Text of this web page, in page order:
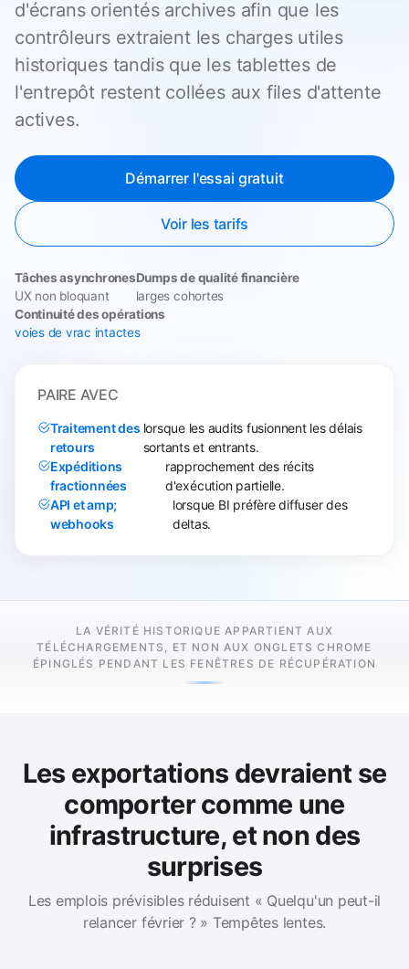
d'écrans orientés archives afin que les
contrôleurs extraient les charges utiles
historiques tandis que les tablettes de
l'entrepôt restent collées aux files d'attente
actives.
Démarrer l'essai gratuit
Voir les tarifs
Tâches asynchrones
UX non bloquant
Dumps de qualité financière
larges cohortes
Continuité des opérations
voies de vrac intactes
PAIRE AVEC
Traitement des
retours
lorsque les audits fusionnent les délais
sortants et entrants.
Expéditions
fractionnées
rapprochement des récits
d'exécution partielle.
API et amp;
webhooks
lorsque BI préfère diffuser des
deltas.
LA VÉRITÉ HISTORIQUE APPARTIENT AUX
TÉLÉCHARGEMENTS, ET NON AUX ONGLETS CHROME
ÉPINGLÉS PENDANT LES FENÊTRES DE RÉCUPÉRATION
Les exportations devraient se
comporter comme une
infrastructure, et non des
surprises
Les emplois prévisibles réduisent « Quelqu'un peut-il
relancer février ? » Tempêtes lentes.